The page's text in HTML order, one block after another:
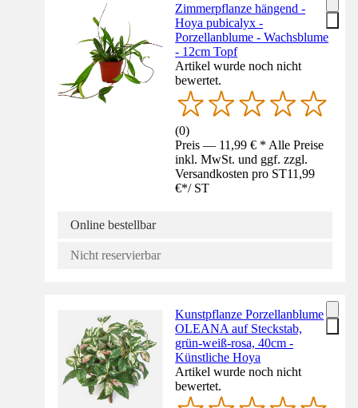
Zimmerpflanze hängend -
Hoya pubicalyx -
Porzellanblume - Wachsblume
- 12cm Topf
Artikel wurde noch nicht
bewertet.
(0)
Preis — 11,99 € * Alle Preise
inkl. MwSt. und ggf. zzgl.
Versandkosten pro ST11,99
€*/ ST
Online bestellbar
Nicht reservierbar
Kunstpflanze Porzellanblume
OLEANA auf Steckstab,
grün-weiß-rosa, 40cm -
Künstliche Hoya
Artikel wurde noch nicht
bewertet.